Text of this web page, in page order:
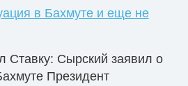
в Бахмуте и еще не
Ставку: Сырский заявил о
Президент